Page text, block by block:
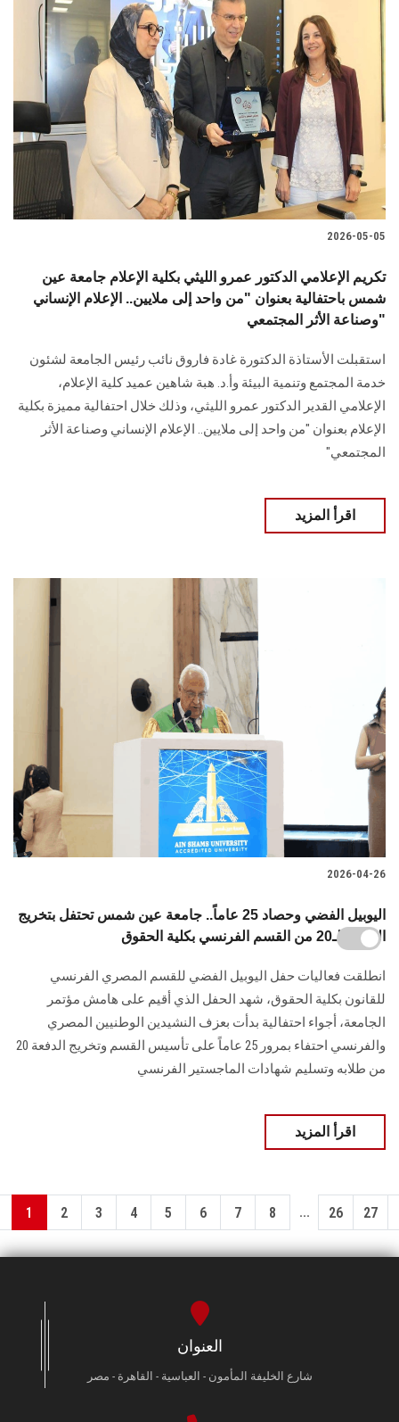
2026-05-05
تكريم الإعلامي الدكتور عمرو الليثي بكلية الإعلام جامعة عين
شمس باحتفالية بعنوان "من واحد إلى ملايين.. الإعلام الإنساني
وصناعة الأثر المجتمعي"
استقبلت الأستاذة الدكتورة غادة فاروق نائب رئيس الجامعة لشئون
خدمة المجتمع وتنمية البيئة وأ.د. هبة شاهين عميد كلية الإعلام،
الإعلامي القدير الدكتور عمرو الليثي، وذلك خلال احتفالية مميزة بكلية
الإعلام بعنوان "من واحد إلى ملايين.. الإعلام الإنساني وصناعة الأثر
المجتمعي"
اقرأ المزيد
2026-04-26
اليوبيل الفضي وحصاد 25 عاماً.. جامعة عين شمس تحتفل بتخريج
الدفعة الـ20 من القسم الفرنسي بكلية الحقوق
انطلقت فعاليات حفل اليوبيل الفضي للقسم المصري الفرنسي
للقانون بكلية الحقوق، شهد الحفل الذي أقيم على هامش مؤتمر
الجامعة، أجواء احتفالية بدأت بعزف النشيدين الوطنيين المصري
والفرنسي احتفاء بمرور 25 عاماً على تأسيس القسم وتخريج الدفعة 20
من طلابه وتسليم شهادات الماجستير الفرنسي
اقرأ المزيد
1 2 3 4 5 6 7 8 ... 26 27
العنوان
شارع الخليفة المأمون - العباسية - القاهرة - مصر